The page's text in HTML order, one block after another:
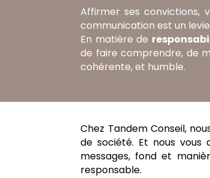
Affirmer ses convictions,
communication est un
En matière de
de faire comprendre, de
cohérente, et humble.
Chez Tandem Conseil,
de société. Et nous
messages, fond et
responsable.